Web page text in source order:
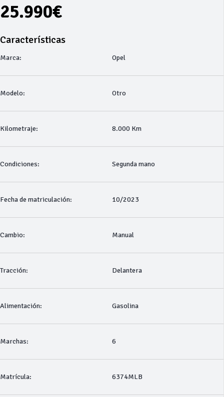
25.990€
Características
Marca: Opel
Modelo: Otro
Kilometraje: 8.000 Km
Condiciones: Segunda mano
Fecha de matriculación: 10/2023
Cambio: Manual
Tracción: Delantera
Alimentación: Gasolina
Marchas: 6
Matrícula: 6374MLB